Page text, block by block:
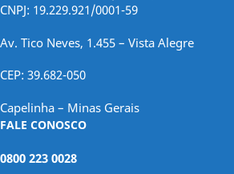
CNPJ: 19.229.921/0001-59
Av. Tico Neves, 1.455 – Vista Alegre
CEP: 39.682-050
Capelinha – Minas Gerais
FALE CONOSCO
0800 223 0028